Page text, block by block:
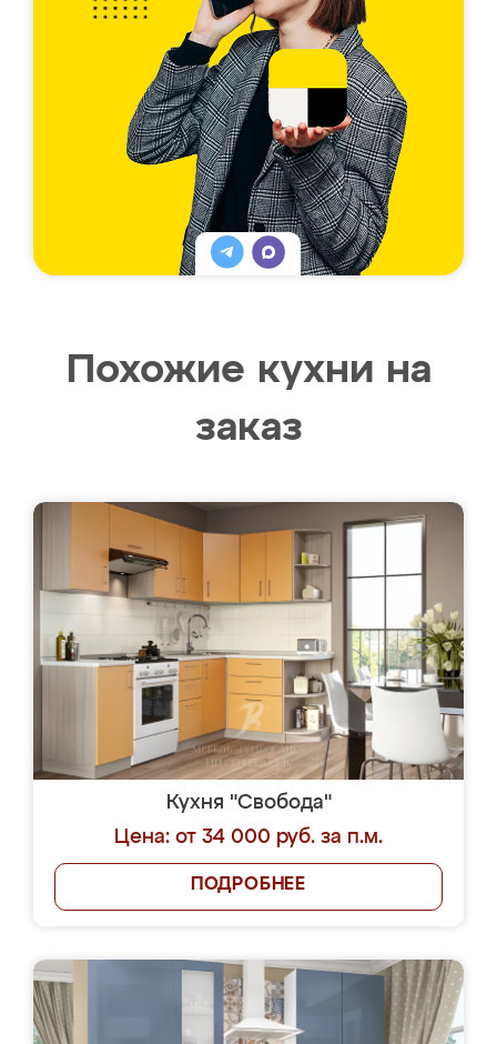
Похожие кухни на
заказ
Кухня "Свобода"
Цена: от 34 000 руб. за п.м.
ПОДРОБНЕЕ